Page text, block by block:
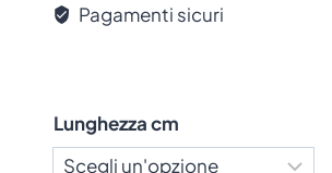
Pagamenti sicuri
Lunghezza cm